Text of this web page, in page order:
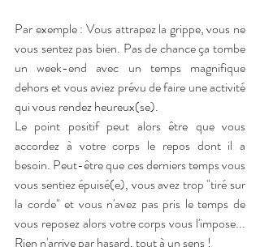
Par exemple : Vous attrapez la grippe, vous ne
vous sentez pas bien. Pas de chance ça tombe
un week-end avec un temps magnifique
dehors et vous aviez prévu de faire une activité
qui vous rendez heureux(se).
Le point positif peut alors être que vous
accordez à votre corps le repos dont il a
besoin. Peut-être que ces derniers temps vous
vous sentiez épuisé(e), vous avez trop "tiré sur
la corde" et vous n'avez pas pris le temps de
vous reposez alors votre corps vous l'impose...
Rien n'arrive par hasard, tout à un sens !